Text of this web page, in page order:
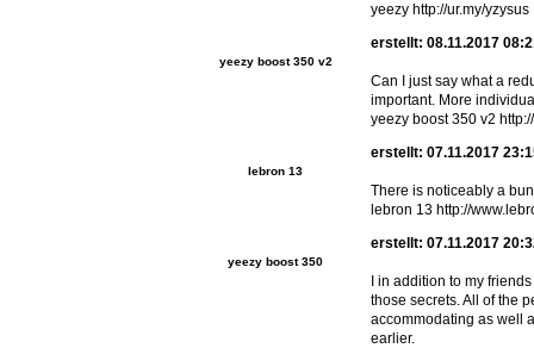
yeezy http://ur.my/yzysus
yeezy boost 350 v2
erstellt: 08.11.2017
Can I just say what a
important. More
yeezy boost 350 v2
lebron 13
erstellt: 07.11.2017
There is noticeably a
lebron 13 http://
yeezy boost 350
erstellt: 07.11.2017
I in addition to my
those secrets. All of the
accommodating as well
earlier.